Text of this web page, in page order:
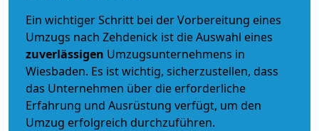
Ein wichtiger Schritt bei der Vorbereitung eines
Umzugs nach Zehdenick ist die Auswahl eines
zuverlässigen Umzugsunternehmens in
Wiesbaden. Es ist wichtig, sicherzustellen, dass
das Unternehmen über die erforderliche
Erfahrung und Ausrüstung verfügt, um den
Umzug erfolgreich durchzuführen.